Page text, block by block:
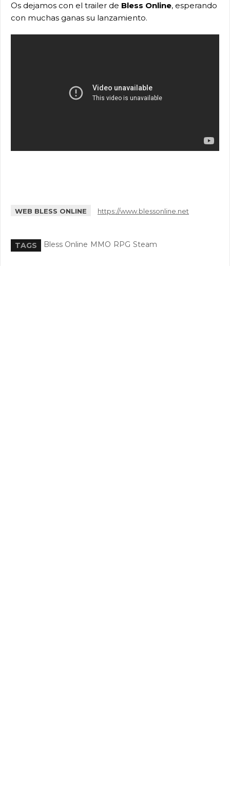
Os dejamos con el trailer de Bless Online, esperando
con muchas ganas su lanzamiento.
WEB BLESS ONLINE https://www.blessonline.net
TAGS Bless Online MMO RPG Steam